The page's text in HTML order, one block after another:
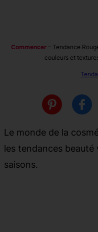
Commencer – Tendance
couleurs et
Le monde de la
les tendances
saisons.